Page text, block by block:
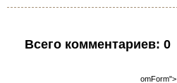
Всего комментариев: 0
omForm">